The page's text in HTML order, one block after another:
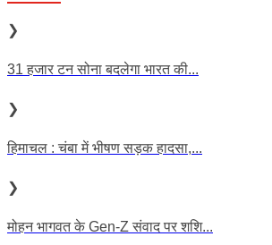
❯
31 हजार टन सोना बदलेगा भारत की...
❯
हिमाचल : चंबा में भीषण सड़क हादसा,...
❯
मोहन भागवत के Gen-Z संवाद पर शशि...